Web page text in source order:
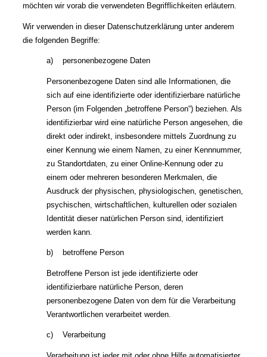
möchten wir vorab die verwendeten Begrifflichkeiten erläutern.
Wir verwenden in dieser Datenschutzerklärung unter anderem
die folgenden Begriffe:
a) personenbezogene Daten
Personenbezogene Daten sind alle Informationen, die
sich auf eine identifizierte oder identifizierbare natürliche
Person (im Folgenden „betroffene Person“) beziehen. Als
identifizierbar wird eine natürliche Person angesehen, die
direkt oder indirekt, insbesondere mittels Zuordnung zu
einer Kennung wie einem Namen, zu einer Kennnummer,
zu Standortdaten, zu einer Online-Kennung oder zu
einem oder mehreren besonderen Merkmalen, die
Ausdruck der physischen, physiologischen, genetischen,
psychischen, wirtschaftlichen, kulturellen oder sozialen
Identität dieser natürlichen Person sind, identifiziert
werden kann.
b) betroffene Person
Betroffene Person ist jede identifizierte oder
identifizierbare natürliche Person, deren
personenbezogene Daten von dem für die Verarbeitung
Verantwortlichen verarbeitet werden.
c) Verarbeitung
Verarbeitung ist jeder mit oder ohne Hilfe automatisierter